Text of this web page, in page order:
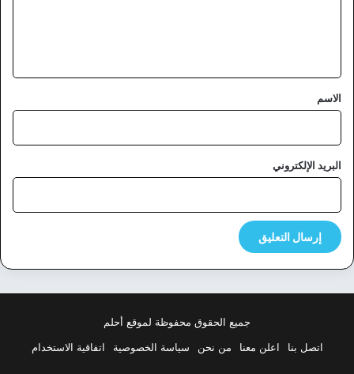
*
الاسم
البريد الإلكتروني
جميع الحقوق محفوظة لموقع أحلم
اتصل بنا
اعلن معنا من نحن سياسة الخصوصية اتفاقية الاستخدام